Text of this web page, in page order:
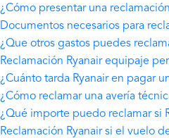
¿Cómo presentar una
Documentos necesarios para
¿Que otros gastos puedes
Reclamación Ryanair equipaje
¿Cuánto tarda Ryanair en pagar
¿Cómo reclamar una avería
¿Qué importe puedo reclamar si
Reclamación Ryanair si el vuelo